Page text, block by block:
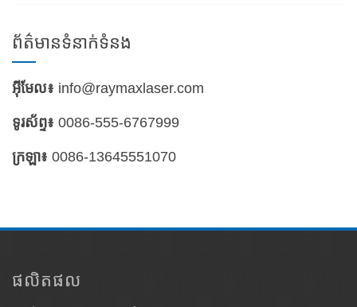
ព័ត៌មានទំនាក់ទំនង
អ៊ីមែល៖ info@raymaxlaser.com
ទូរស័ព្ទ៖ 0086-555-6767999
ក្រឡា៖ 0086-13645551070
ផលិតផល